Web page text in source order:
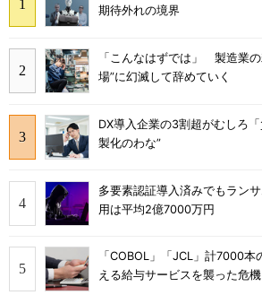
期待外れの境界
「こんなはずでは」 製造業
場”に幻滅して辞めていく
DX導入企業の3割超がむしろ
製化のわな”
多要素認証導入済みでもラン
用は平均2億7000万円
「COBOL」「JCL」計7000
える給与サービスを襲った危機